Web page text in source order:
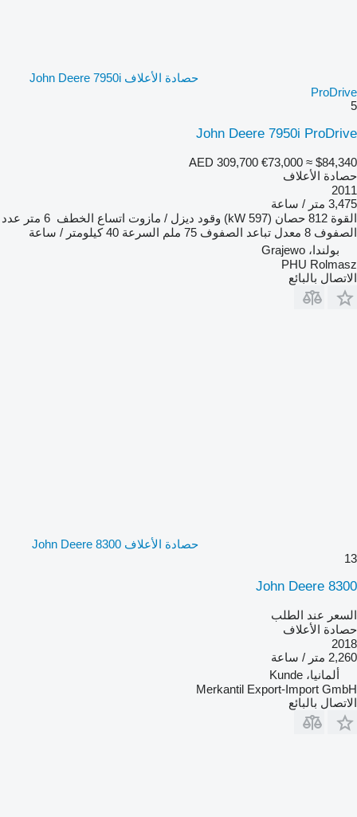
حصادة الأعلاف John Deere 7950i
ProDrive
5
John Deere 7950i ProDrive
AED 309,700 €73,000 ≈ $84,340
حصادة الأعلاف
2011
3,475 متر / ساعة
القوة 812 حصان (597 kW) وقود ديزل / مازوت اتساع الخطف 6 متر
عدد
الصفوف 8 معدل تباعد الصفوف 75 ملم السرعة 40 كيلومتر / ساعة
بولندا، Grajewo
PHU Rolmasz
الاتصال بالبائع
حصادة الأعلاف John Deere 8300
13
John Deere 8300
السعر عند الطلب
حصادة الأعلاف
2018
2,260 متر / ساعة
ألمانيا، Kunde
Merkantil Export-Import GmbH
الاتصال بالبائع